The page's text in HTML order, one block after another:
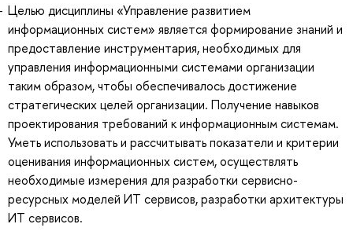
Целью дисциплины «Управление развитием
информационных систем» является формирование знаний и
предоставление инструментария, необходимых для
управления информационными системами организации
таким образом, чтобы обеспечивалось достижение
стратегических целей организации. Получение навыков
проектирования требований к информационным системам.
Уметь использовать и рассчитывать показатели и критерии
оценивания информационных систем, осуществлять
необходимые измерения для разработки сервисно-
ресурсных моделей ИТ сервисов, разработки архитектуры
ИТ сервисов.